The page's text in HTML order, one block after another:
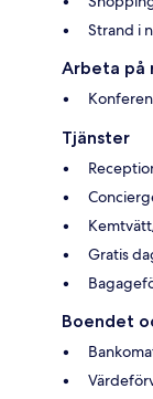
Strand i
Arbeta på
Tjänster
Gratis
Boendet